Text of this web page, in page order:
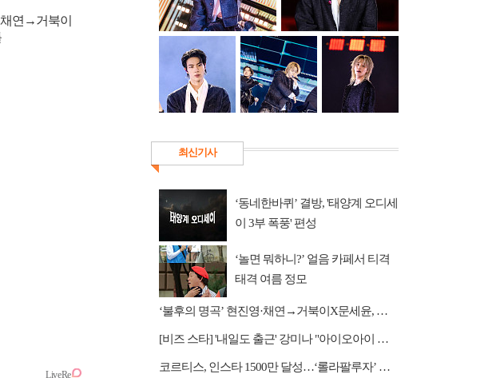
채연→거북이
최신기사
‘동네한바퀴’ 결방, '태양계 오디세
이 3부 폭풍' 편성
‘놀면 뭐하니?’ 얼음 카페서 티격
태격 여름 정모
‘불후의 명곡’ 현진영·채연→거북이X문세윤, 레전드 배틀
[비즈 스타] '내일도 출근' 강미나 "아이오아이 불화설? 사실 아냐"(인터뷰)
코르티스, 인스타 1500만 달성…‘롤라팔루자’ 무대 열기 이어간다